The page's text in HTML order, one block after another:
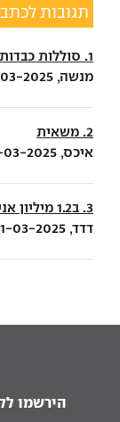
תגובות
1. סוללות כבדות?
מנשה, 11-03-2025
2. משאית
איכס, 11-03-2025
3. ב1.2 מיליון אני קונה פרארי
דדד, 11-03-2025
הירשמו